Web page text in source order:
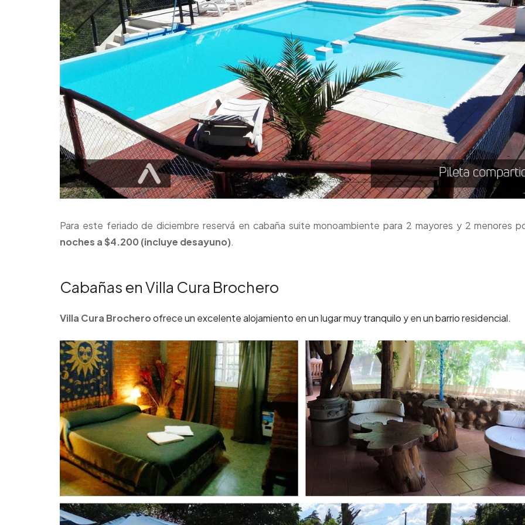
Para este feriado de diciembre reservá en cabaña suite monoambiente para 2 mayores y 2 menores
noches a $4.200 (incluye desayuno).
Cabañas en Villa Cura Brochero
Villa Cura Brocheroofrece un excelente alojamiento en un lugar muy tranquilo y en un barrio residencial.